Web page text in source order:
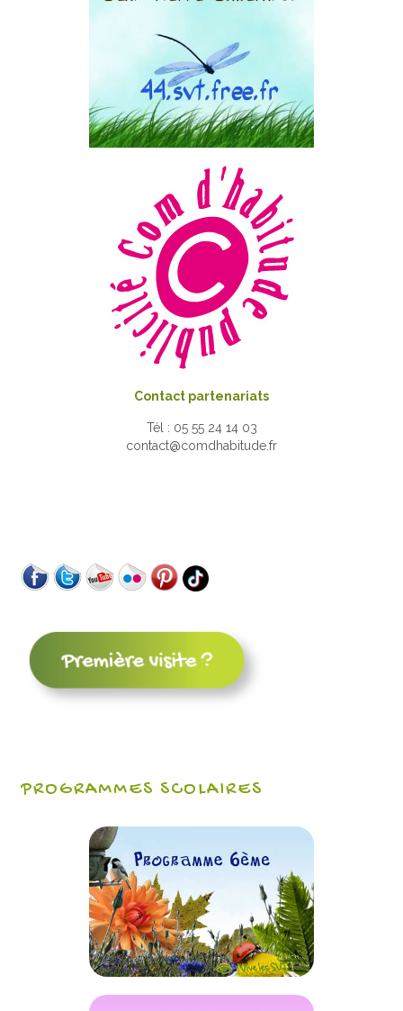
Contact partenariats
Tél : 05 55 24 14 03
contact@comdhabitude.fr
PROGRAMMES SCOLAIRES